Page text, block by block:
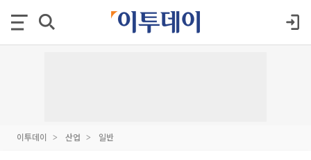
이투데이 산업 일반